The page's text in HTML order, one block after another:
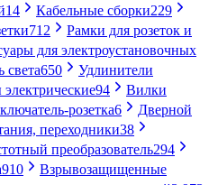
14 Кабельные сборки229
712
Рамки для розеток и
для электроустановочных
света650
Удлинители
94
Вилки
розетка6
Дверной
переходники38
преобразователь294
910
Взрывозащищенные